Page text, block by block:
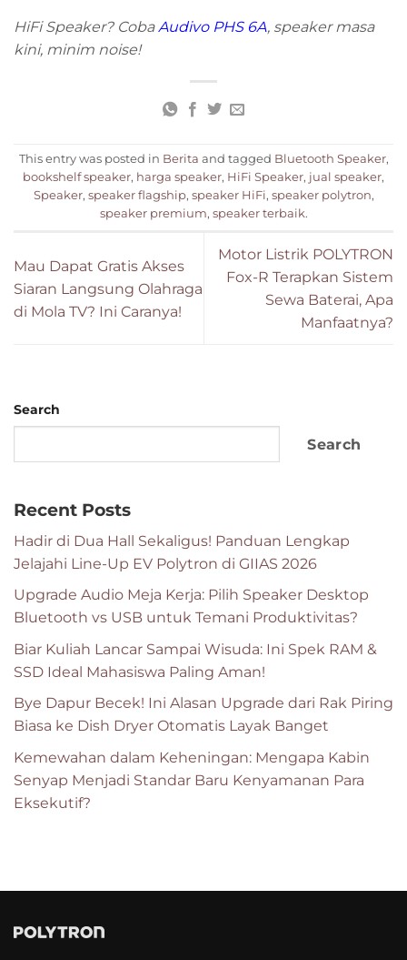
HiFi Speaker? CobaAudivo PHS 6A, speaker masa
kini, minim noise!
This entry was posted in Berita and tagged Bluetooth Speaker,
bookshelf speaker, harga speaker, HiFi Speaker, jual speaker,
Speaker, speaker flagship, speaker HiFi, speaker polytron,
speaker premium, speaker terbaik.
Mau Dapat Gratis Akses
Siaran Langsung Olahraga
di Mola TV? Ini Caranya!
Motor Listrik POLYTRON
Fox-R Terapkan Sistem
Sewa Baterai, Apa
Manfaatnya?
Search
Search
Recent Posts
Hadir di Dua Hall Sekaligus! Panduan Lengkap
Jelajahi Line-Up EV Polytron di GIIAS 2026
Upgrade Audio Meja Kerja: Pilih Speaker Desktop
Bluetooth vs USB untuk Temani Produktivitas?
Biar Kuliah Lancar Sampai Wisuda: Ini Spek RAM &
SSD Ideal Mahasiswa Paling Aman!
Bye Dapur Becek! Ini Alasan Upgrade dari Rak Piring
Biasa ke Dish Dryer Otomatis Layak Banget
Kemewahan dalam Keheningan: Mengapa Kabin
Senyap Menjadi Standar Baru Kenyamanan Para
Eksekutif?